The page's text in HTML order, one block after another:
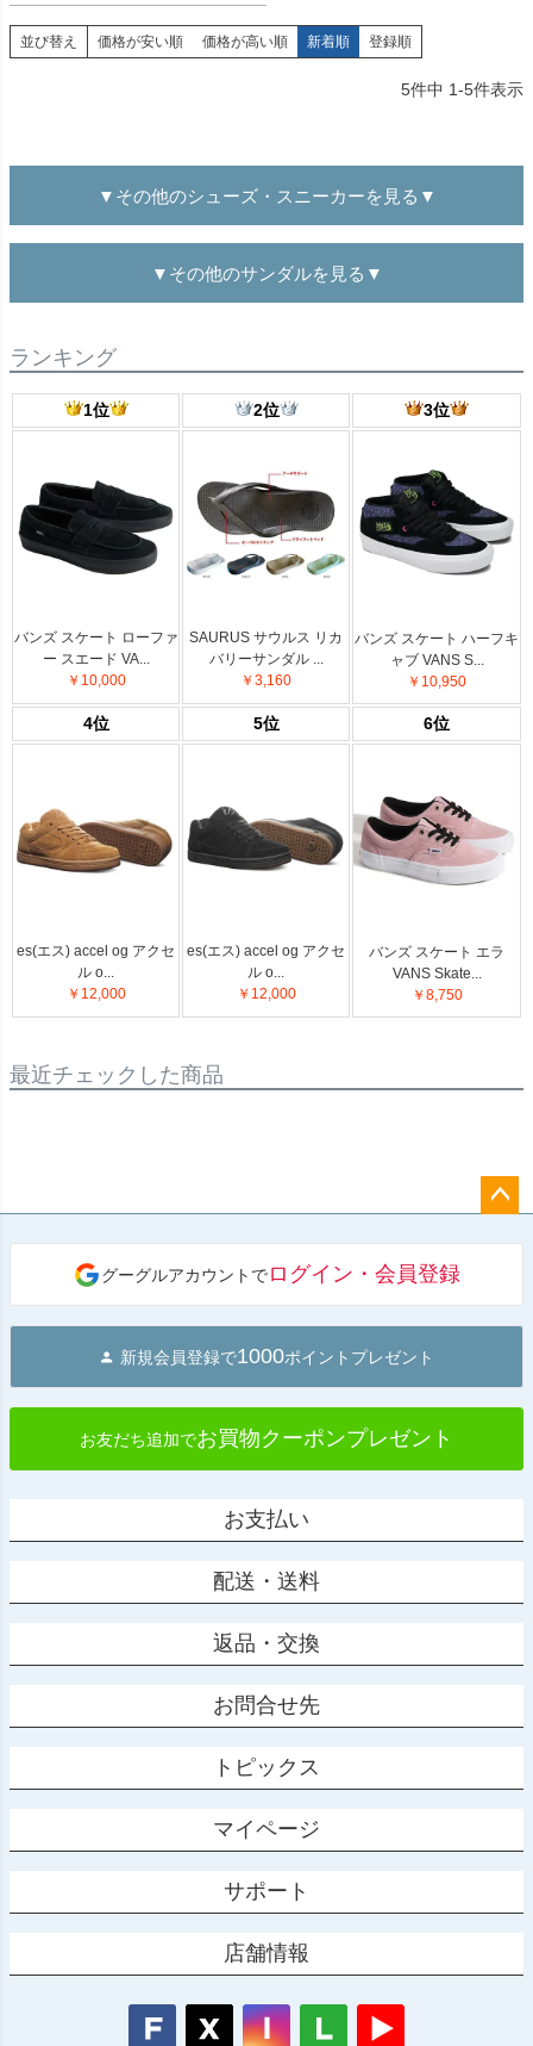
並び替え 価格が安い順 価格が高い順 新着順 登録順
5件中 1-5件表示
▼その他のシューズ・スニーカーを見る▼
▼その他のサンダルを見る▼
ランキング
1位 2位 3位
バンズ スケート ローファ
ー スエード VA...
￥10,000
SAURUS サウルス リカ
バリーサンダル ...
￥3,160
バンズ スケート ハーフキ
ャブ VANS S...
￥10,950
4位 5位 6位
es(エス) accel og アクセ
ル o...
￥12,000
es(エス) accel og アクセ
ル o...
￥12,000
バンズ スケート エラ
VANS Skate...
￥8,750
最近チェックした商品
へ
グーグルアカウントでログイン・会員登録
新規会員登録で1000ポイントプレゼント
お友だち追加でお買物クーポンプレゼント
お支払い
配送・送料
返品・交換
お問合せ先
トピックス
マイページ
サポート
店舗情報